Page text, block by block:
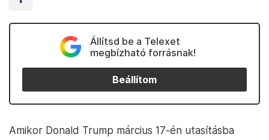
Állítsd be a Telexet
megbízható forrásnak!
Beállítom
Amikor Donald Trump március 17-én utasításba